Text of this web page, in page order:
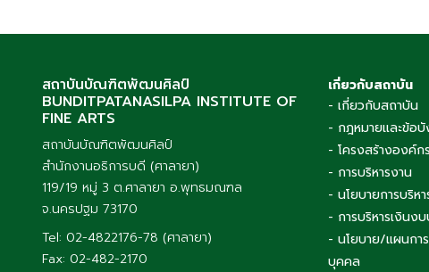
สถาบันบัณฑิตพัฒนศิลป์
BUNDITPATANASILPA INSTITUTE OF
FINE ARTS
สถาบันบัณฑิตพัฒนศิลป์
สำนักงานอธิการบดี (ศาลายา)
119/19 หมู่ 3 ต.ศาลายา อ.พุทธมณฑล
จ.นครปฐม 73170
Tel: 02-4822176-78 (ศาลายา)
Fax: 02-482-2170
เกี่ยวกับสถาบัน
- เกี่ยวกับสถาบัน
- กฎหมายและข้อ
- โครงสร้างองค์กร
- การบริหารงาน
- นโยบายการบริหา
- การบริหารเงินง
- นโยบาย/แผนกา
บุคคล